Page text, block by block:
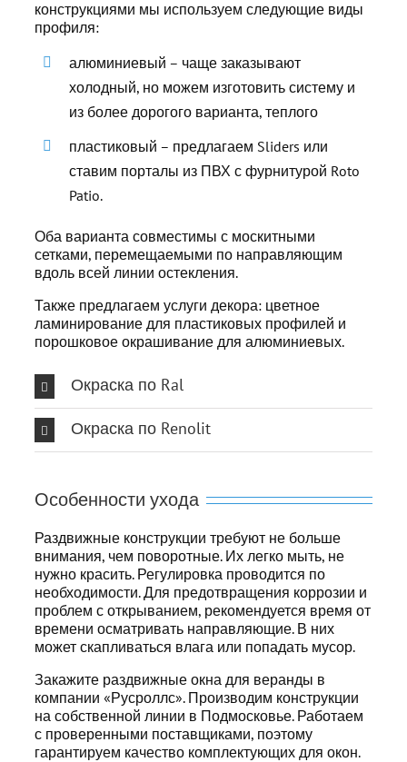
конструкциями мы используем следующие виды
профиля:
алюминиевый – чаще заказывают
холодный, но можем изготовить систему и
из более дорогого варианта, теплого
пластиковый – предлагаем Sliders или
ставим порталы из ПВХ с фурнитурой Roto
Patio.
Оба варианта совместимы с москитными
сетками, перемещаемыми по направляющим
вдоль всей линии остекления.
Также предлагаем услуги декора: цветное
ламинирование для пластиковых профилей и
порошковое окрашивание для алюминиевых.
Окраска по Ral
Окраска по Renolit
Особенности ухода
Раздвижные конструкции требуют не больше
внимания, чем поворотные. Их легко мыть, не
нужно красить. Регулировка проводится по
необходимости. Для предотвращения коррозии и
проблем с открыванием, рекомендуется время от
времени осматривать направляющие. В них
может скапливаться влага или попадать мусор.
Закажите раздвижные окна для веранды в
компании «Русроллс». Производим конструкции
на собственной линии в Подмосковье. Работаем
с проверенными поставщиками, поэтому
гарантируем качество комплектующих для окон.